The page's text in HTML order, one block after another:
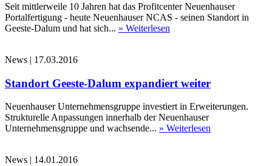
Seit mittlerweile 10 Jahren hat das Profitcenter Neuenhauser
Portalfertigung - heute Neuenhauser NCAS - seinen Standort in
Geeste-Dalum und hat sich... » Weiterlesen
News | 17.03.2016
Standort Geeste-Dalum expandiert weiter
Neuenhauser Unternehmensgruppe investiert in Erweiterungen.
Strukturelle Anpassungen innerhalb der Neuenhauser
Unternehmensgruppe und wachsende... » Weiterlesen
News | 14.01.2016